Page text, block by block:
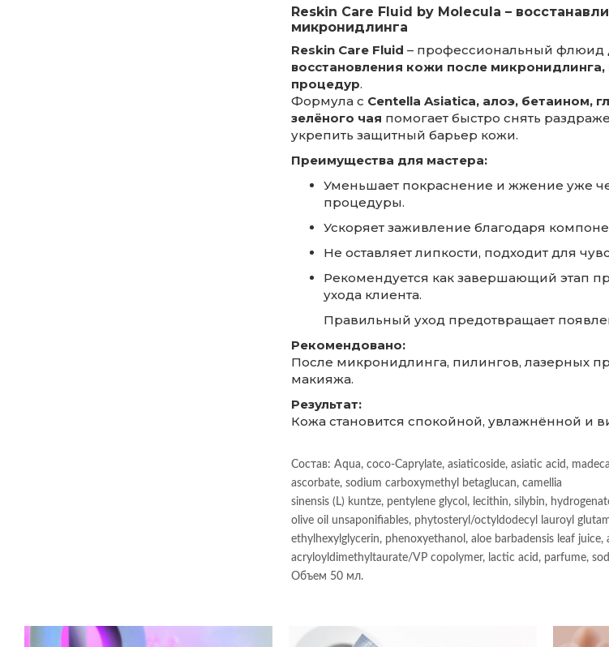
Reskin Care Fluid by Molecula –
микронидлинга
Reskin Care Fluid – профессиональный флюид
восстановления кожи после
процедур.
Формула с Centella Asiatica, алоэ, бетаином,
зелёного чая помогает быстро снять
укрепить защитный барьер кожи.
Преимущества для мастера:
Уменьшает покраснение и жжение уже
процедуры.
Ускоряет заживление благодаря
Не оставляет липкости, подходит для
Рекомендуется как завершающий этап
ухода клиента.
Правильный уход предотвращает
Рекомендовано:
После микронидлинга, пилингов, лазерных
макияжа.
Результат:
Кожа становится спокойной, увлажнённой и
Состав: Aqua, coco-Caprylate, asiaticoside, asiatic acid,
ascorbate, sodium carboxymethyl betaglucan, camellia
sinensis (L) kuntze, pentylene glycol, lecithin, silybin,
olive oil unsaponifiables, phytosteryl/octyldodecyl lauroyl
ethylhexylglycerin, phenoxyethanol, aloe barbadensis leaf juice,
acryloyldimethyltaurate/VP copolymer, lactic acid, parfume,
Объем 50 мл.